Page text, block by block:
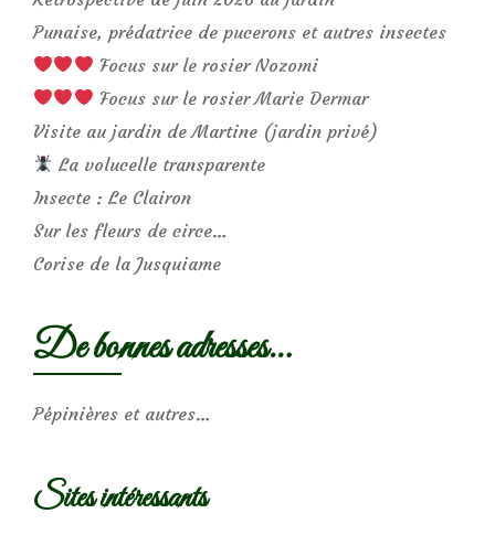
Punaise, prédatrice de pucerons et autres insectes
Focus sur le rosier Nozomi
Focus sur le rosier Marie Dermar
Visite au jardin de Martine (jardin privé)
La volucelle transparente
Insecte : Le Clairon
Sur les fleurs de circe…
Corise de la Jusquiame
De bonnes adresses…
Pépinières et autres…
Sites intéressants